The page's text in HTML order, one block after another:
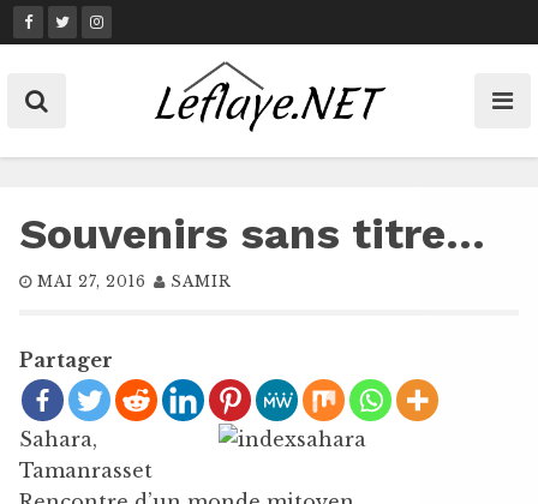
Skip
to
Souvenirs sans titre…
MAI 27, 2016 SAMIR
Partager
Sahara,
Tamanrasset